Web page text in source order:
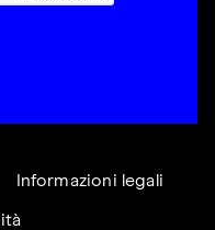
Informazioni legali